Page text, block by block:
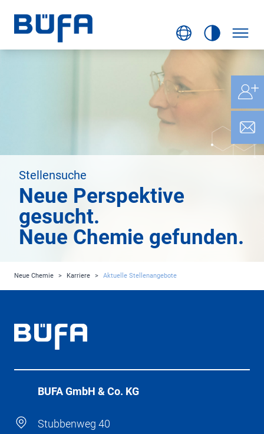
Stellensuche
Neue Perspektive
gesucht.
Neue Chemie gefunden.
Neue Chemie > Karriere > Aktuelle Stellenangebote
BÜFA GmbH & Co. KG
Stubbenweg 40